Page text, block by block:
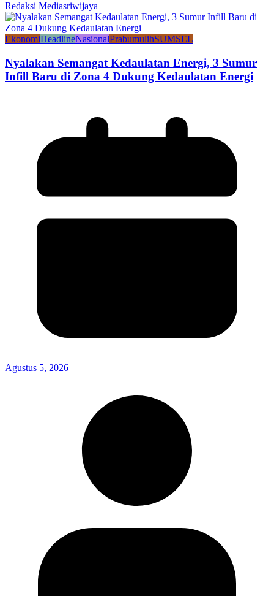
Redaksi Mediasriwijaya
EkonomiHeadlineNasionalPrabumulihSUMSEL
Nyalakan Semangat Kedaulatan Energi, 3 Sumur
Infill Baru di Zona 4 Dukung Kedaulatan Energi
Agustus 5, 2026